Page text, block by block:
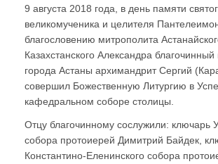
9 августа 2018 года, в день памяти
великомученика и целителя
благословению митрополита
Казахстанского Александра
города Астаны архимандрит Сергий
совершил Божественную Литургию в
кафедральном соборе столицы.
Отцу благочинному сослужили: ключарь
собора протоиерей Димитрий Байдек,
Константино-Еленинского собора